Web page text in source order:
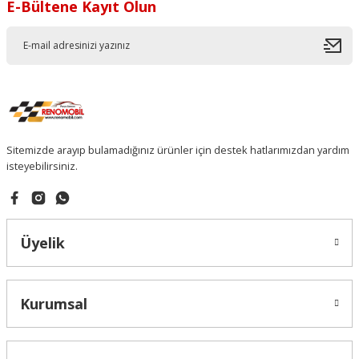
E-Bültene Kayıt Olun
Sitemizde arayıp bulamadığınız ürünler için destek hatlarımızdan yardım
isteyebilirsiniz.
Üyelik
Kurumsal